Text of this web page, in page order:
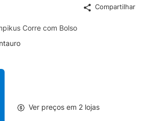
Compartilhar
Corre com Bolso
Ver preços em 2 lojas